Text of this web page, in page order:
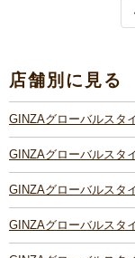
店舗別に見る
GINZAグローバルスタ
GINZAグローバルスタ
GINZAグローバルスタ
GINZAグローバルスタ